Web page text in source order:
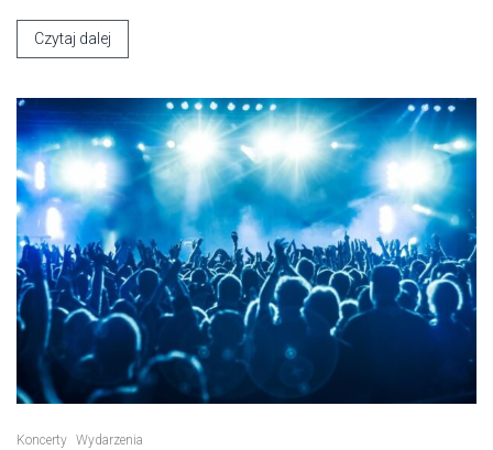
Czytaj dalej
Koncerty Wydarzenia